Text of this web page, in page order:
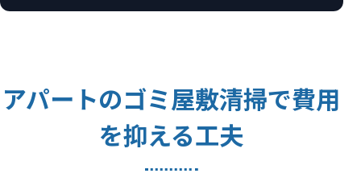
アパートのゴミ屋敷清掃で費用
を抑える工夫